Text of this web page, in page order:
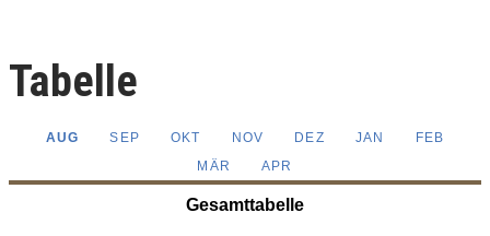
Tabelle
AUG SEP OKT NOV DEZ JAN
FEB
MÄR
APR
Gesamttabelle